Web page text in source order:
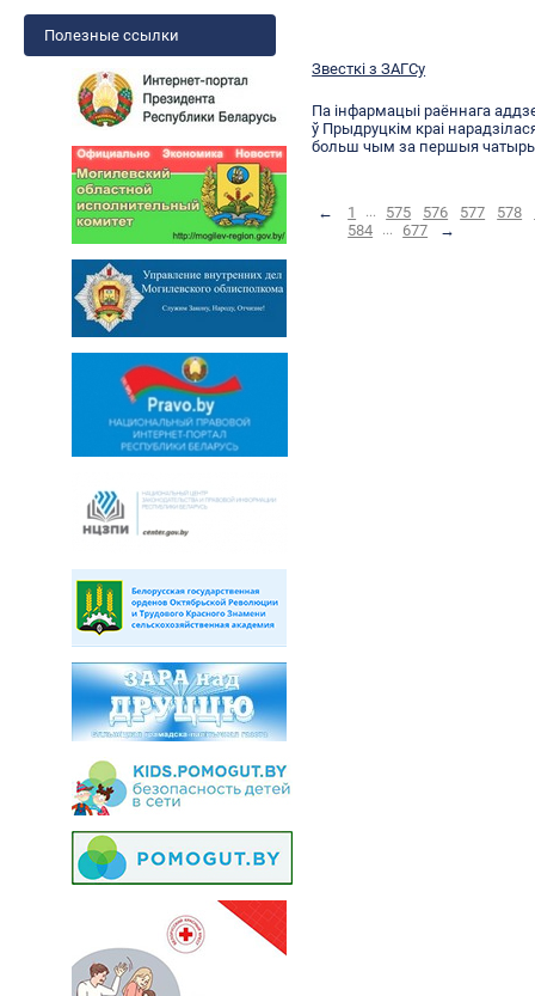
Полезные ссылки
Звесткі з ЗАГСу
Па інфармацыі раённага
ў Прыдруцкім краі
больш чым за першыя
← 1 ... 575 576 577 578
584
... 677 →